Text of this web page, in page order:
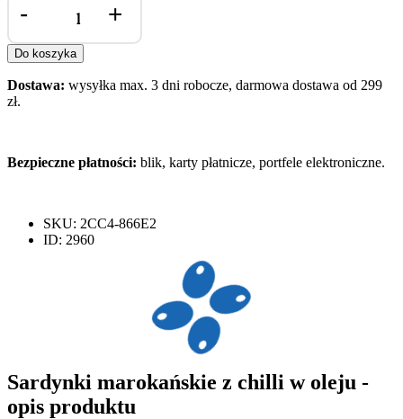
Sardynki
z
chilli
w
oleju
- +
Do koszyka
Dostawa: wysyłka max. 3 dni robocze, darmowa dostawa od 299
zł.
Bezpieczne płatności: blik, karty płatnicze, portfele elektroniczne.
SKU: 2CC4-866E2
ID: 2960
Sardynki marokańskie z chilli w oleju -
opis produktu